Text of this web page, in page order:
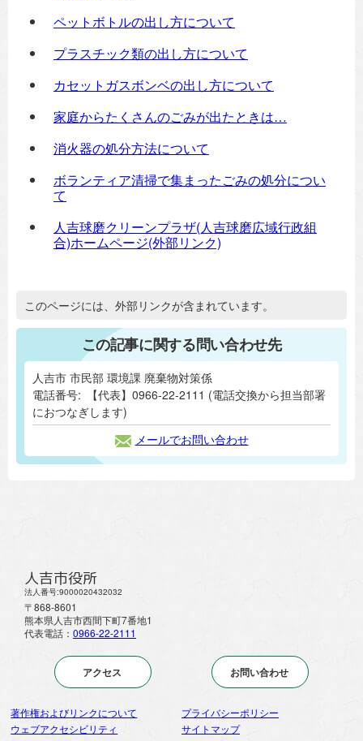
ペットボトルの出し方について
プラスチック類の出し方について
カセットガスボンベの出し方について
家庭からたくさんのごみが出たときは…
消火器の処分方法について
ボランティア清掃で集まったごみの処分につい
て
人吉球磨クリーンプラザ(人吉球磨広域行政組
合)ホームページ(外部リンク)
追加情報：外部リンク
このページには、外部リンクが含まれています。
この記事に関する問い合わせ先
人吉市 市民部 環境課 廃棄物対策係
電話番号:
【代表】0966-22-2111 (電話交換から担当部署
におつなぎします)
メールでお問い合わせ
人吉市役所
法人番号:9000020432032
〒868-8601
熊本県人吉市西間下町7番地1
代表電話： 0966-22-2111
アクセス お問い合わせ
著作権およびリンクについて
プライバシーポリシー
ウェブアクセシビリティ
サイトマップ